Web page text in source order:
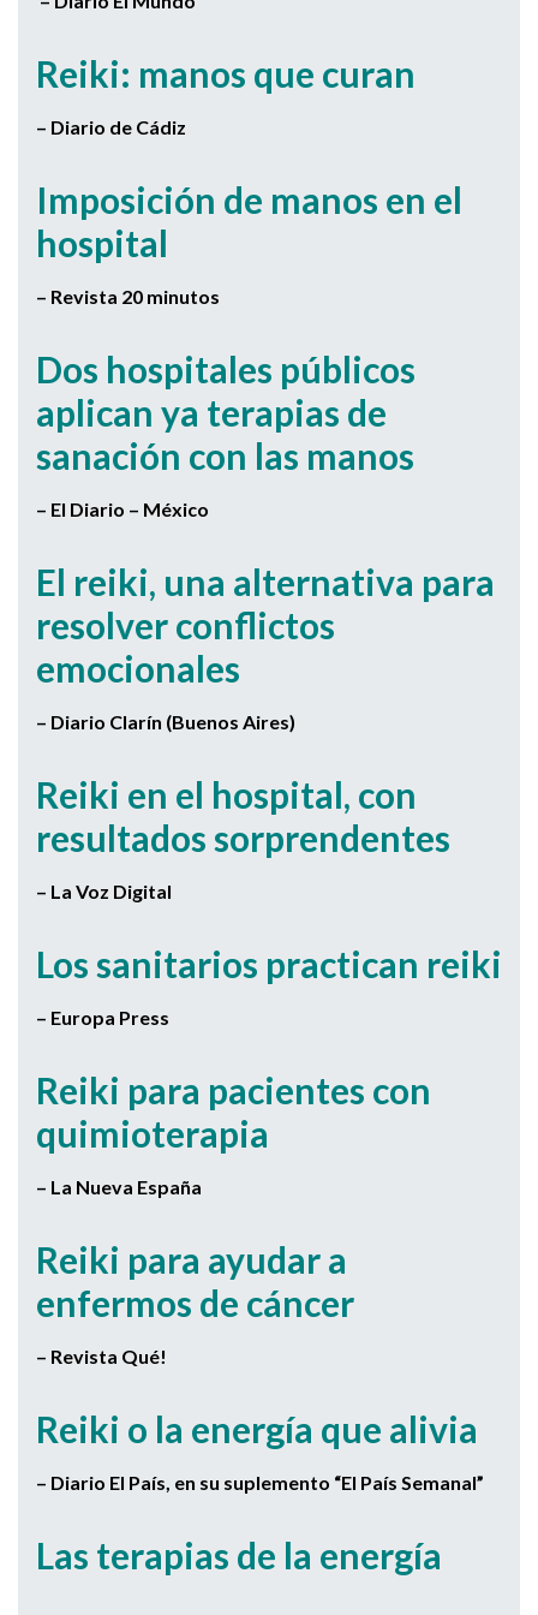
Reiki: manos que curan
– Diario de Cádiz
Imposición de manos en el
hospital
– Revista 20 minutos
Dos hospitales públicos
aplican ya terapias de
sanación con las manos
– El Diario – México
El reiki, una alternativa para
resolver conflictos
emocionales
– Diario Clarín (Buenos Aires)
Reiki en el hospital, con
resultados sorprendentes
– La Voz Digital
Los sanitarios practican reiki
– Europa Press
Reiki para pacientes con
quimioterapia
– La Nueva España
Reiki para ayudar a
enfermos de cáncer
– Revista Qué!
Reiki o la energía que alivia
– Diario El País, en su suplemento “El País Semanal”
Las terapias de la energía